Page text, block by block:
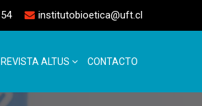
institutobioetica@uft.cl
REVISTA ALTUS CONTACTO